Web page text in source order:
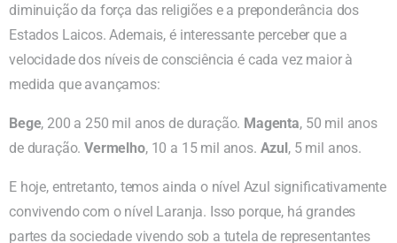
diminuição da força das religiões e a preponderância dos
Estados Laicos. Ademais, é interessante perceber que a
velocidade dos níveis de consciência é cada vez maior à
medida que avançamos:
Bege, 200 a 250 mil anos de duração. Magenta, 50 mil anos
de duração.Vermelho, 10 a 15 mil anos. Azul, 5 mil anos.
E hoje, entretanto, temos ainda o nível Azul significativamente
convivendo com o nível Laranja. Isso porque, há grandes
partes da sociedade vivendo sob a tutela de representantes